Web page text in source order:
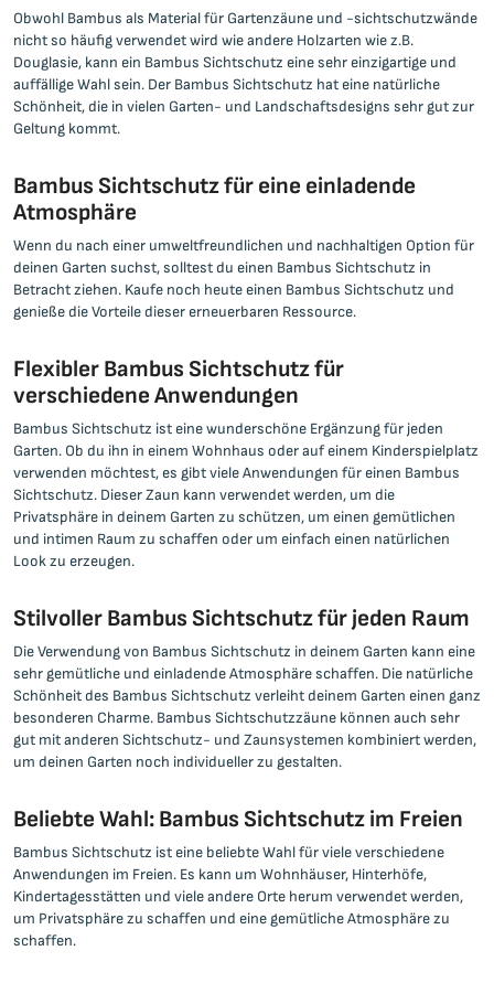
Obwohl Bambus als Material für Gartenzäune und -sichtschutzwände
nicht so häufig verwendet wird wie andere Holzarten wie z.B.
Douglasie, kann ein Bambus Sichtschutz eine sehr einzigartige und
auffällige Wahl sein. Der Bambus Sichtschutz hat eine natürliche
Schönheit, die in vielen Garten- und Landschaftsdesigns sehr gut zur
Geltung kommt.
Bambus Sichtschutz für eine einladende
Atmosphäre
Wenn du nach einer umweltfreundlichen und nachhaltigen Option für
deinen Garten suchst, solltest du einen Bambus Sichtschutz in
Betracht ziehen. Kaufe noch heute einen Bambus Sichtschutz und
genieße die Vorteile dieser erneuerbaren Ressource.
Flexibler Bambus Sichtschutz für
verschiedene Anwendungen
Bambus Sichtschutz ist eine wunderschöne Ergänzung für jeden
Garten. Ob du ihn in einem Wohnhaus oder auf einem Kinderspielplatz
verwenden möchtest, es gibt viele Anwendungen für einen Bambus
Sichtschutz. Dieser Zaun kann verwendet werden, um die
Privatsphäre in deinem Garten zu schützen, um einen gemütlichen
und intimen Raum zu schaffen oder um einfach einen natürlichen
Look zu erzeugen.
Stilvoller Bambus Sichtschutz für jeden Raum
Die Verwendung von Bambus Sichtschutz in deinem Garten kann eine
sehr gemütliche und einladende Atmosphäre schaffen. Die natürliche
Schönheit des Bambus Sichtschutz verleiht deinem Garten einen ganz
besonderen Charme. Bambus Sichtschutzzäune können auch sehr
gut mit anderen Sichtschutz- und Zaunsystemen kombiniert werden,
um deinen Garten noch individueller zu gestalten.
Beliebte Wahl: Bambus Sichtschutz im Freien
Bambus Sichtschutz ist eine beliebte Wahl für viele verschiedene
Anwendungen im Freien. Es kann um Wohnhäuser, Hinterhöfe,
Kindertagesstätten und viele andere Orte herum verwendet werden,
um Privatsphäre zu schaffen und eine gemütliche Atmosphäre zu
schaffen.